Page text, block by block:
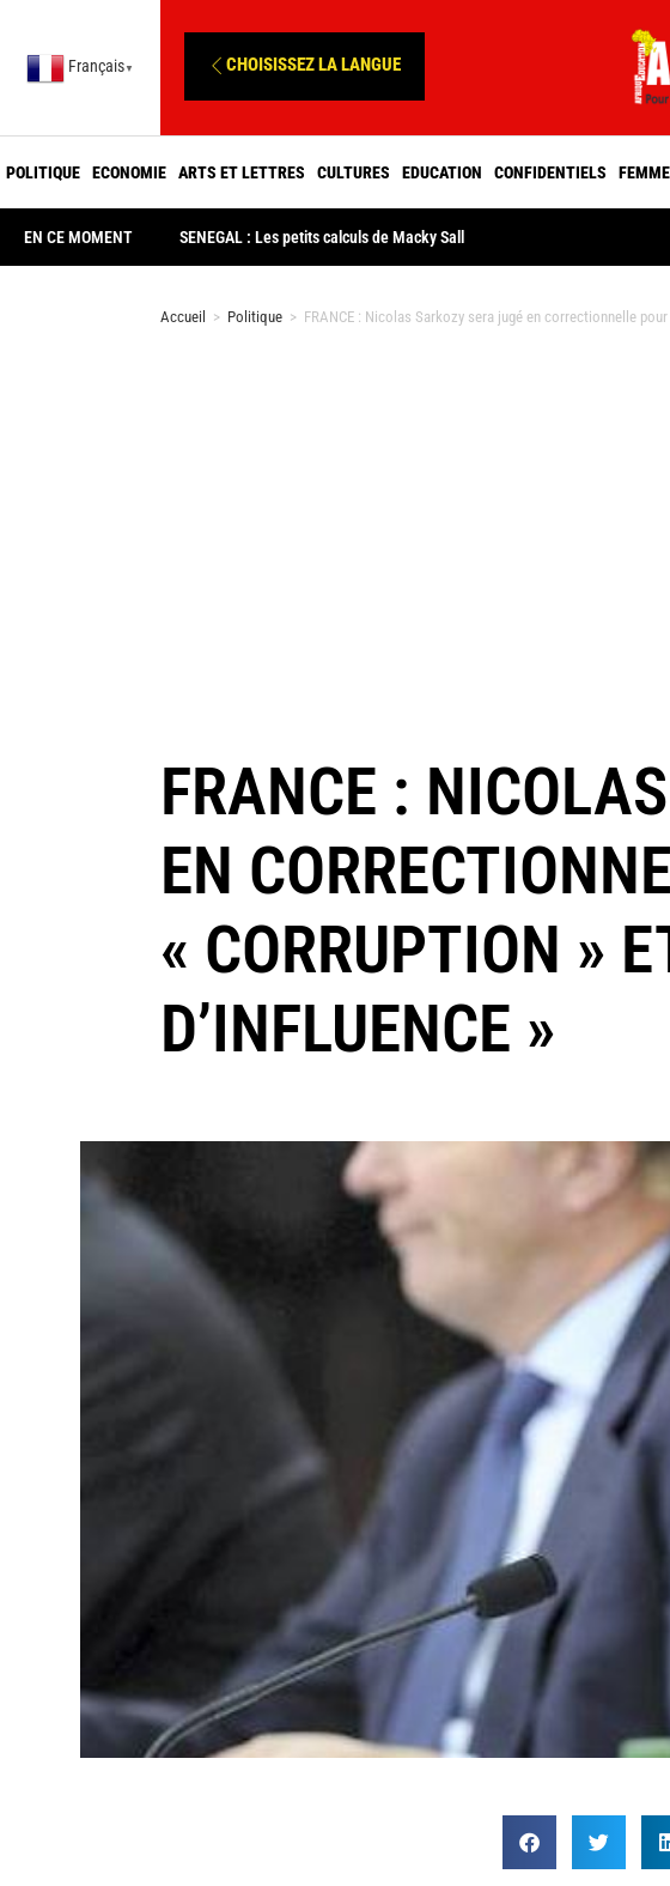
Français ▼ CHOISISSEZ LA LANGUE
POLITIQUE ECONOMIE ARTS ET LETTRES CULTURES EDUCATION CONFIDENTIELS
EN CE MOMENT SENEGAL : Les petits calculs de Macky Sall
Accueil > Politique > FRANCE : Nicolas Sarkozy sera jugé en correctionnelle
FRANCE :
EN
« CORRUPTION »
D’INFLUENCE »